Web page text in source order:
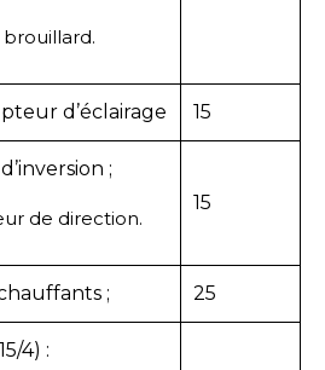
d’éclairage 15
;
de direction.
15
; 25
4) :